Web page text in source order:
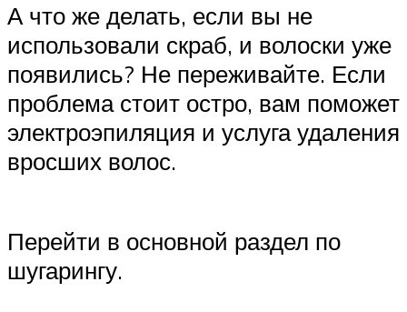
А что же делать, если вы не
использовали скраб, и волоски уже
появились? Не переживайте. Если
проблема стоит остро, вам поможет
электроэпиляция и услуга удаления
вросших волос.
Перейти в основной раздел по
шугарингу.